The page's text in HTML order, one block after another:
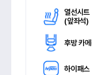
열선시트
(앞좌석)
후방 카
하이패스